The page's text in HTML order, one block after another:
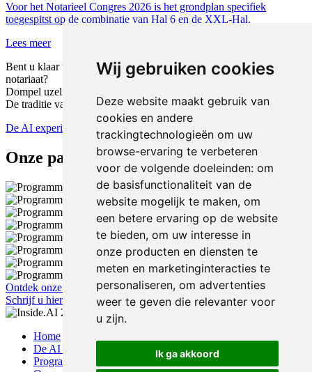
Wij gebruiken cookies
Deze website maakt gebruik van
cookies en andere
trackingtechnologieën om uw
browse-ervaring te verbeteren
voor de volgende doeleinden: om
de basisfunctionaliteit van de
website mogelijk te maken, om
een betere ervaring op de website
te bieden, om uw interesse in
onze producten en diensten te
meten en marketinginteracties te
personaliseren, om advertenties
weer te geven die relevanter voor
u zijn.
Ik ga akkoord
Voor het Notarieel Congres 2026 is het grondplan specifiek
toegespitst op de combinatie van Hal 6 en de XXL-Hal.
Lees meer
Bent u klaar voor de grootste technologische omslag in het
notariaat?
Dompel uzelf onder in de wereld van AI op het Notarieel Congres.
De traditie van morgen begint hier.
De AI experience
Onze partners
Ontdek onze partners hier Word partner
Schrijf u hier in
Home
De AI experience
Programma